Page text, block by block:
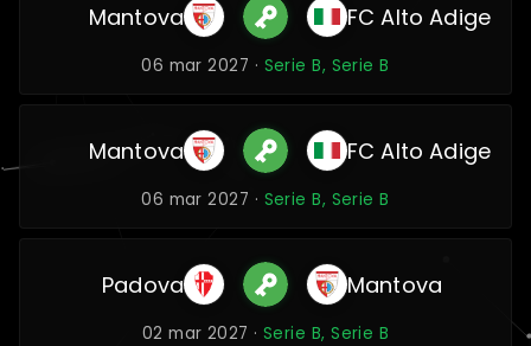
Mantova FC Alto Adige
06 mar 2027 · Serie B, Serie B
Mantova FC Alto Adige
06 mar 2027 · Serie B, Serie B
Padova Mantova
02 mar 2027 ·Serie B, Serie B